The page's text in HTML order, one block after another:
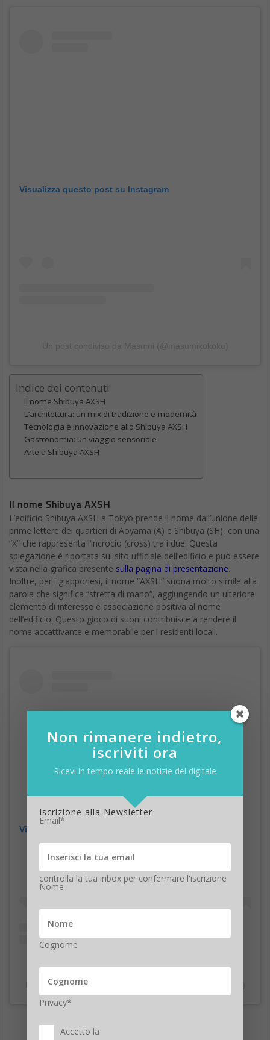
Visualizza questo post su Instagram
Indice dei contenuti
Il nome Shibuya AXSH
L’architettura: un mix di tradizione e modernità
Tecnologia e innovazione allo Shibuya AXSH
Gastronomia: un viaggio sensoriale
Arte a Shibuya AXSH
Il nome Shibuya AXSH
L’edificio Shibuya AXSH a Tokyo prende il nome dall’unione delle
prime lettere dei quartieri di Aoyama (A) e Shibuya (SH), con una
“X” che rappresenta l’incrocio (cross) tra i due. Questa
spiegazione è riportata sul sito ufficiale dell’edificio e può essere
vista nella grafica presente sulla pagina di presentazione.
Inoltre, per i giapponesi, il nome “AXSH” suona molto simile alla
parola che significa “stretta di mano”, aggiungendo un ulteriore
elemento di interesse e associazione positiva al nome
dell’edificio. Questo gioco di suoni contribuisce a rendere il
nome accattivante e memorabile per i residenti locali.
Visualizza questo post su Instagram
Un post condiviso da 渋谷 News TikTok (@shibuya_news)
Non rimanere indietro,
iscriviti ora
Ricevi in tempo reale le notizie del digitale
Iscrizione alla Newsletter
Email*
controlla la tua inbox per confermare l'iscrizione
Nome
Cognome
Privacy*
Accetto la